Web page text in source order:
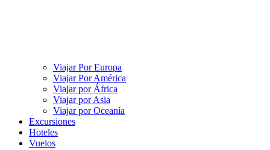
Viajar Por Europa
Viajar Por América
Viajar por África
Viajar por Asia
Viajar por Oceanía
Excursiones
Hoteles
Vuelos